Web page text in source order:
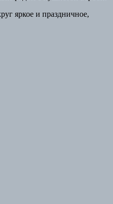
яркое и праздничное,